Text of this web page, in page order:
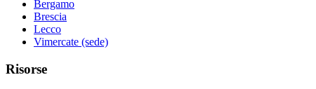
Bergamo
Brescia
Lecco
Vimercate (sede)
Risorse